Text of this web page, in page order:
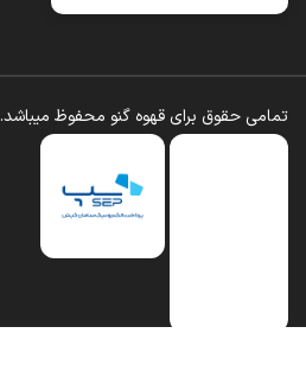
تمامی حقوق برای قهوه گنو محفوظ میباشد.